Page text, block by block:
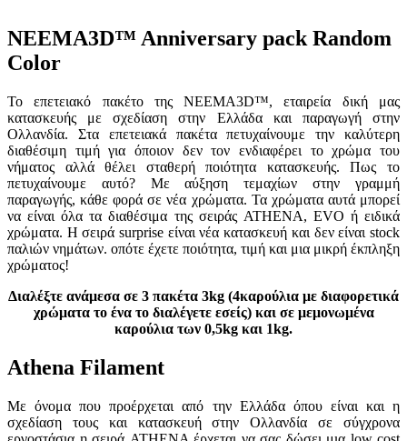
NEEMA3D™ Anniversary pack Random
Color
Το επετειακό πακέτο της NEEMA3D™, εταιρεία δική μας
κατασκευής με σχεδίαση στην Ελλάδα και παραγωγή στην
Ολλανδία. Στα επετειακά πακέτα πετυχαίνουμε την καλύτερη
διαθέσιμη τιμή για όποιον δεν τον ενδιαφέρει το χρώμα του
νήματος αλλά θέλει σταθερή ποιότητα κατασκευής. Πως το
πετυχαίνουμε αυτό? Με αύξηση τεμαχίων στην γραμμή
παραγωγής, κάθε φορά σε νέα χρώματα. Τα χρώματα αυτά μπορεί
να είναι όλα τα διαθέσιμα της σειράς ATHENA, EVO ή ειδικά
χρώματα. Η σειρά surprise είναι νέα κατασκευή και δεν είναι stock
παλιών νημάτων. οπότε έχετε ποιότητα, τιμή και μια μικρή έκπληξη
χρώματος!
Διαλέξτε ανάμεσα σε 3 πακέτα 3kg (4καρούλια με διαφορετικά
χρώματα το ένα το διαλέγετε εσείς) και σε μεμονωμένα
καρούλια των 0,5kg και 1kg.
Athena Filament
Με όνομα που προέρχεται από την Ελλάδα όπου είναι και η
σχεδίαση τους και κατασκευή στην Ολλανδία σε σύγχρονα